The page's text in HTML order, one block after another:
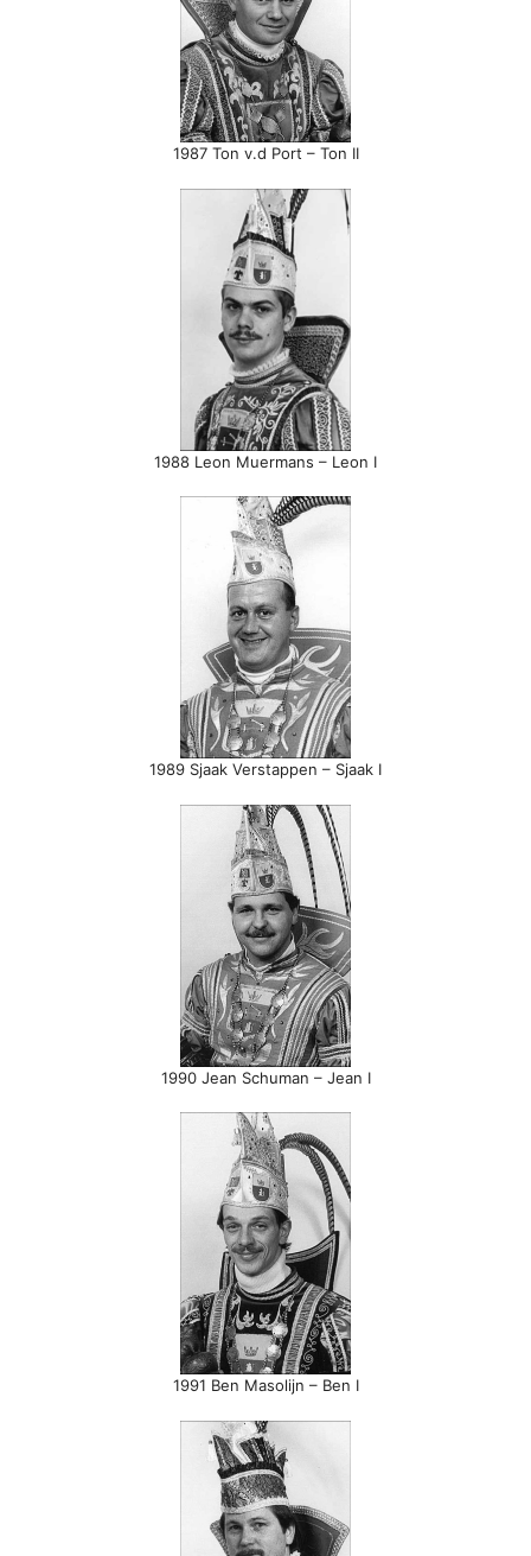
1987 Ton v.d Port – Ton II
1988 Leon Muermans – Leon I
1989 Sjaak Verstappen – Sjaak I
1990 Jean Schuman – Jean I
1991 Ben Masolijn – Ben I